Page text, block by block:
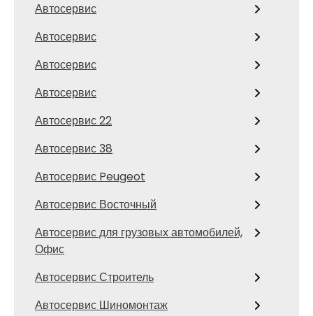
Автосервис
Автосервис
Автосервис
Автосервис
Автосервис 22
Автосервис 38
Автосервис Peugeot
Автосервис Восточный
Автосервис для грузовых автомобилей,
Офис
Автосервис Строитель
Автосервис Шиномонтаж